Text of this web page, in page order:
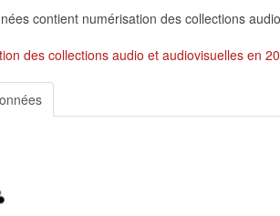
contient numérisation des collections
des collections audio et audiovisuelles en